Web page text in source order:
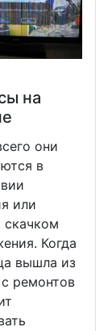
на
они
в
или
скачком
Когда
вышла из
ремонтов